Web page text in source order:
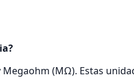
(MΩ). Estas